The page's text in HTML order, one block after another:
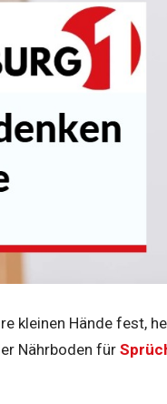
kleinen Hände fest,
Nährboden für